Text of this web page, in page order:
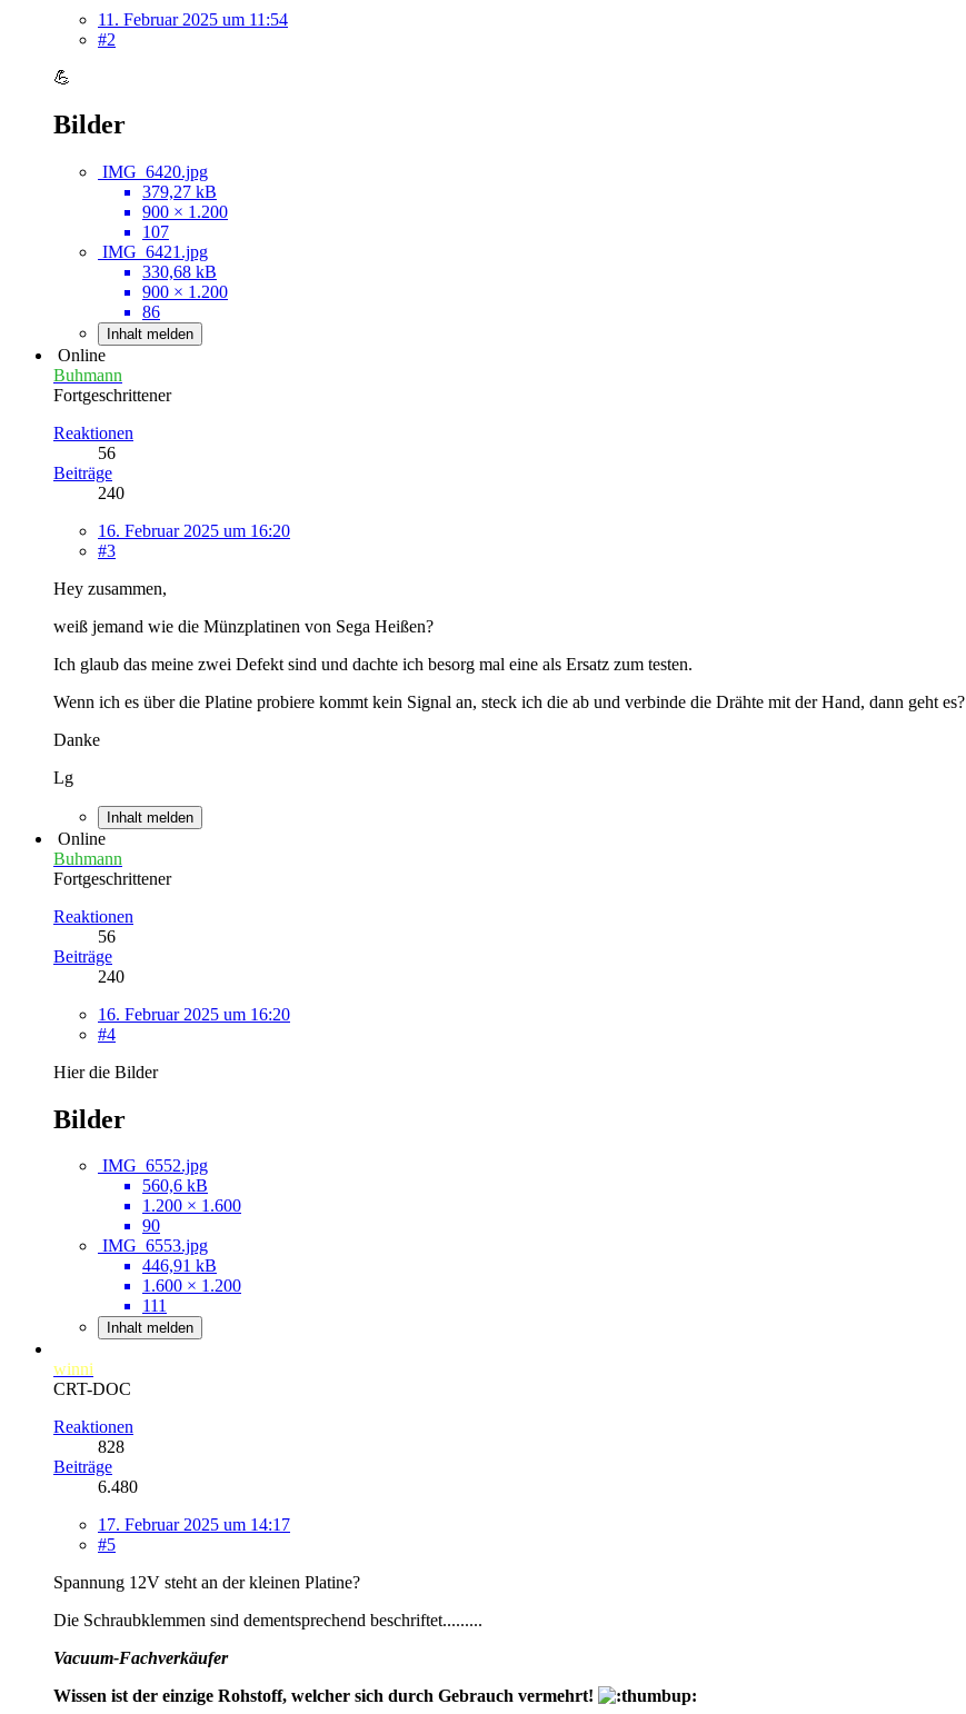
11. Februar 2025 um 11:54
#2
💪
Bilder
IMG_6420.jpg
379,27 kB
900 × 1.200
107
IMG_6421.jpg
330,68 kB
900 × 1.200
86
Inhalt melden
Online
Buhmann
Fortgeschrittener
Reaktionen
56
Beiträge
240
16. Februar 2025 um 16:20
#3
Hey zusammen,
weiß jemand wie die Münzplatinen von Sega Heißen?
Ich glaub das meine zwei Defekt sind und dachte ich besorg mal eine als Ersatz zum testen.
Wenn ich es über die Platine probiere kommt kein Signal an, steck ich die ab und verbinde die Drähte mit der Hand, dann geht es?
Danke
Lg
Inhalt melden
Online
Buhmann
Fortgeschrittener
Reaktionen
56
Beiträge
240
16. Februar 2025 um 16:20
#4
Hier die Bilder
Bilder
IMG_6552.jpg
560,6 kB
1.200 × 1.600
90
IMG_6553.jpg
446,91 kB
1.600 × 1.200
111
Inhalt melden
winni
CRT-DOC
Reaktionen
828
Beiträge
6.480
17. Februar 2025 um 14:17
#5
Spannung 12V steht an der kleinen Platine?
Die Schraubklemmen sind dementsprechend beschriftet.........
Vacuum-Fachverkäufer
Wissen ist der einzige Rohstoff, welcher sich durch Gebrauch vermehrt!